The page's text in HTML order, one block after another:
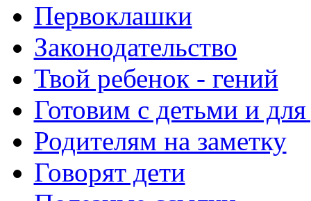
Первоклашки
Законодательство
Твой ребенок - гений
Готовим с детьми и для
Родителям на заметку
Говорят дети